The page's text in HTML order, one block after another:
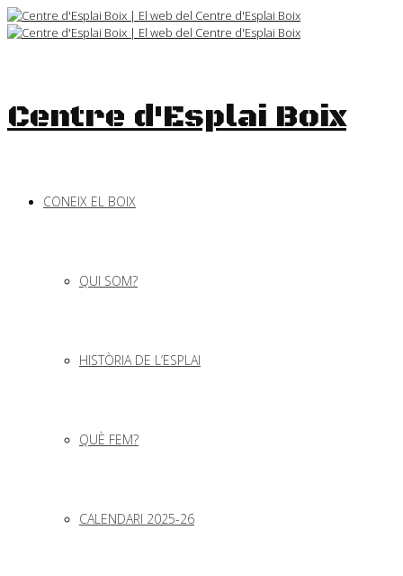
Skip
to
Centre d'Esplai Boix
CONEIX EL BOIX
QUI SOM?
HISTÒRIA DE L’ESPLAI
QUÈ FEM?
CALENDARI 2025-26